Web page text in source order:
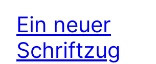
Ein neuer
Schriftzug